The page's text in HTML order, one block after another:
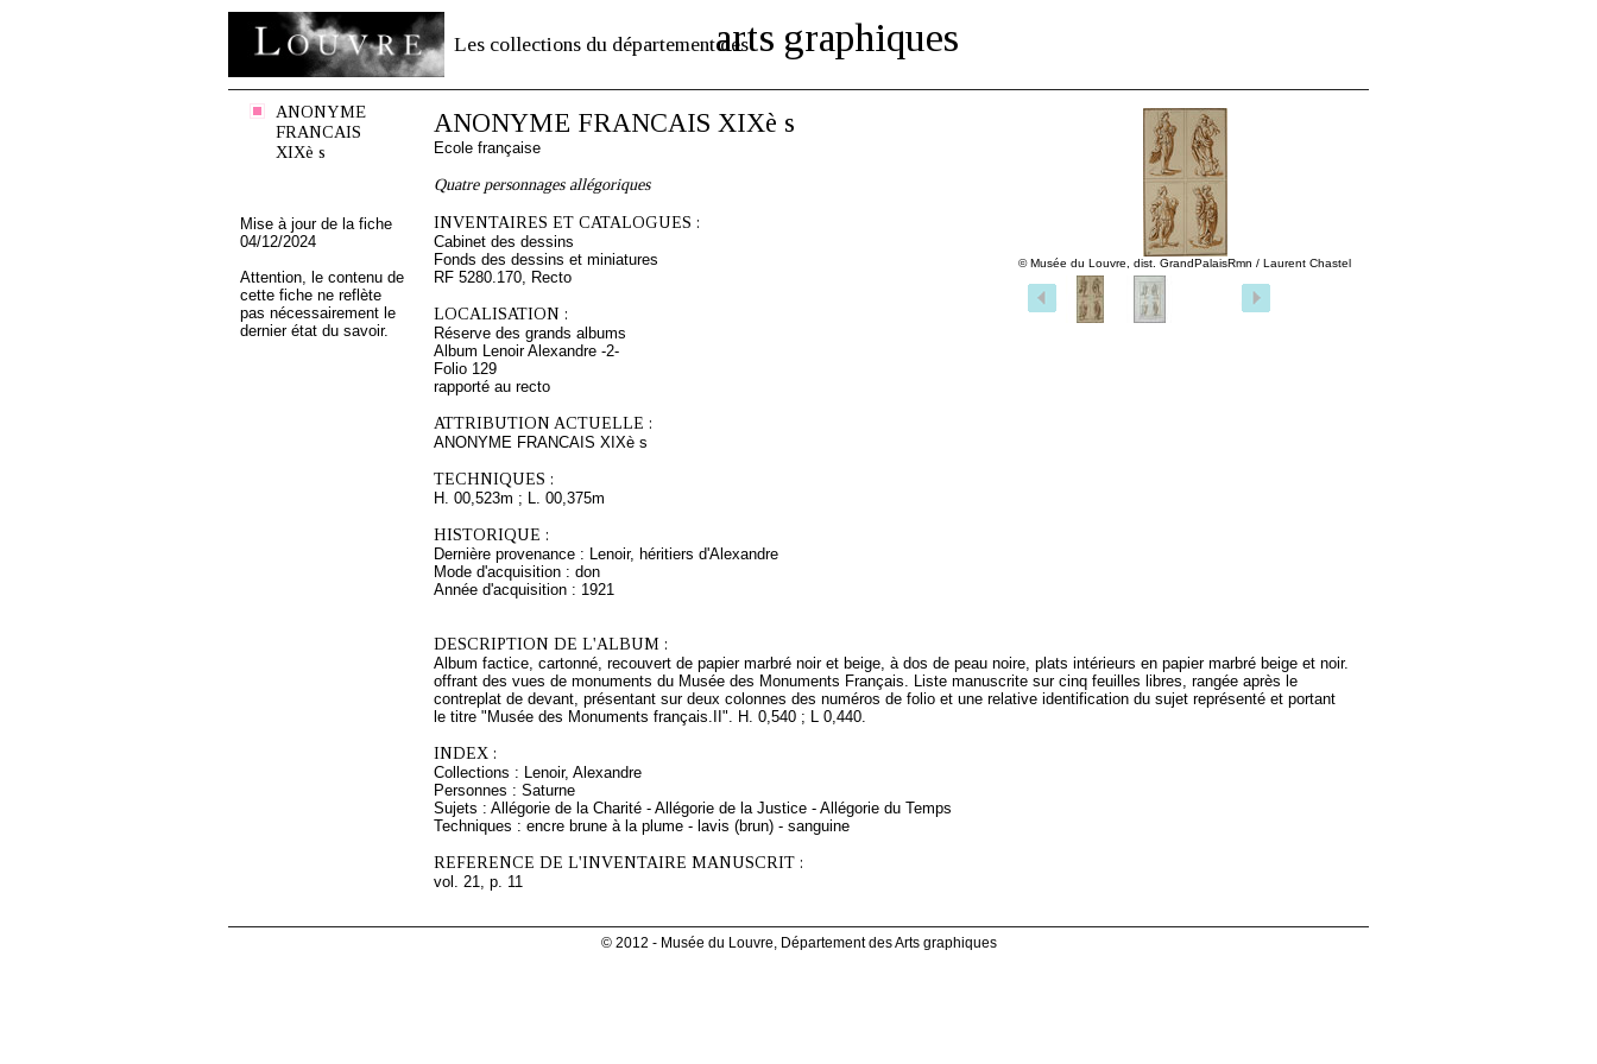
Les collections du département desarts graphiques
ANONYME
FRANCAIS
XIXè s
Mise à jour de la fiche
04/12/2024
Attention, le contenu de
cette fiche ne reflète
pas nécessairement le
dernier état du savoir.
© Musée du Louvre, dist. GrandPalaisRmn / Laurent Chastel
ANONYME FRANCAIS XIXè s
Ecole française
Quatre personnages allégoriques
INVENTAIRES ET CATALOGUES :
Cabinet des dessins
Fonds des dessins et miniatures
RF 5280.170, Recto
LOCALISATION :
Réserve des grands albums
Album Lenoir Alexandre -2-
Folio 129
rapporté au recto
ATTRIBUTION ACTUELLE :
ANONYME FRANCAIS XIXè s
TECHNIQUES :
H. 00,523m ; L. 00,375m
HISTORIQUE :
Dernière provenance : Lenoir, héritiers d'Alexandre
Mode d'acquisition : don
Année d'acquisition : 1921
DESCRIPTION DE L'ALBUM :
Album factice, cartonné, recouvert de papier marbré noir et beige, à dos de peau noire, plats intérieurs en papier marbré beige et noir.
offrant des vues de monuments du Musée des Monuments Français. Liste manuscrite sur cinq feuilles libres, rangée après le
contreplat de devant, présentant sur deux colonnes des numéros de folio et une relative identification du sujet représenté et portant
le titre "Musée des Monuments français.II". H. 0,540 ; L 0,440.
INDEX :
Collections : Lenoir, Alexandre
Personnes : Saturne
Sujets : Allégorie de la Charité - Allégorie de la Justice - Allégorie du Temps
Techniques : encre brune à la plume - lavis (brun) - sanguine
REFERENCE DE L'INVENTAIRE MANUSCRIT :
vol. 21, p. 11
© 2012 - Musée du Louvre, Département des Arts graphiques